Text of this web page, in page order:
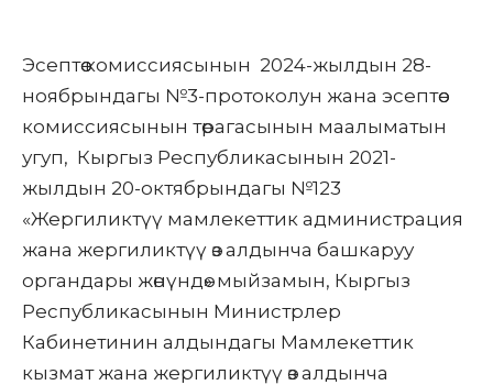
Эсептөө комиссиясынын 2024-жылдын 28-
ноябрындагы №3-протоколун жана эсептөө
комиссиясынын төрагасынын маалыматын
угуп, Кыргыз Республикасынын 2021-
жылдын 20-октябрындагы №123
«Жергиликтүү мамлекеттик администрация
жана жергиликтүү өз алдынча башкаруу
органдары жөнүндө» мыйзамын, Кыргыз
Республикасынын Министрлер
Кабинетинин алдындагы Мамлекеттик
кызмат жана жергиликтүү өз алдынча